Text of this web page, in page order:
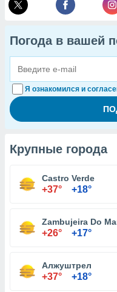
Погода в вашей
Я ознакомился и
Крупные города
Castro Verde
+37° +18°
Zambujeira Do
+26° +17°
Алжуштрел
+37° +18°